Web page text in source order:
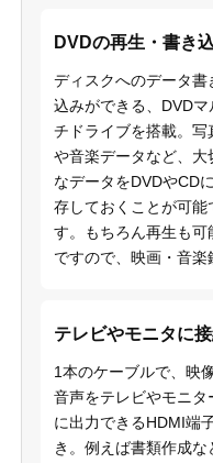
DVDの再生・書き
ディスクへのデータ書
込みができる、DVDマ
チドライブを搭載。写
や音楽データなど、大
なデータをDVDやCD
存しておくことが可能
す。もちろん再生も可
ですので、映画・音楽
テレビやモニタに
1本のケーブルで、映
音声をテレビやモニタ
に出力できるHDMI端
き。例えば書類作成な